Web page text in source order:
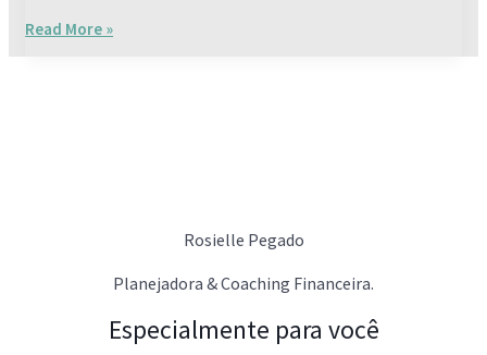
Read More »
Rosielle Pegado
Planejadora & Coaching Financeira.
Especialmente para você